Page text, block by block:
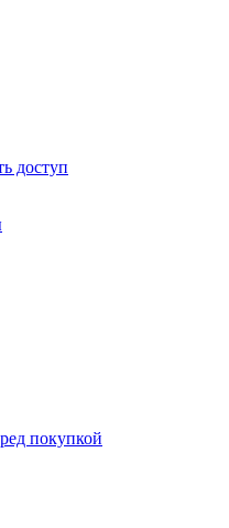
доступ
покупкой